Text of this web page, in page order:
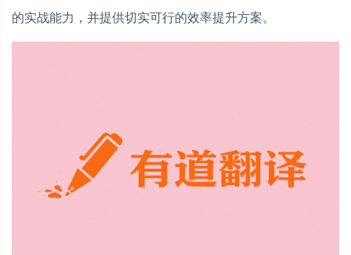
的实战能力，并提供切实可行的效率提升方案。